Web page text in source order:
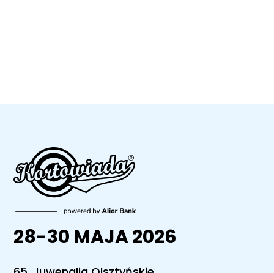
28-30 MAJA 2026